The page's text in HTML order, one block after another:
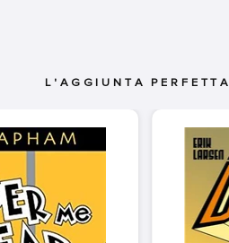
L'AGGIUNTA PERFETTA